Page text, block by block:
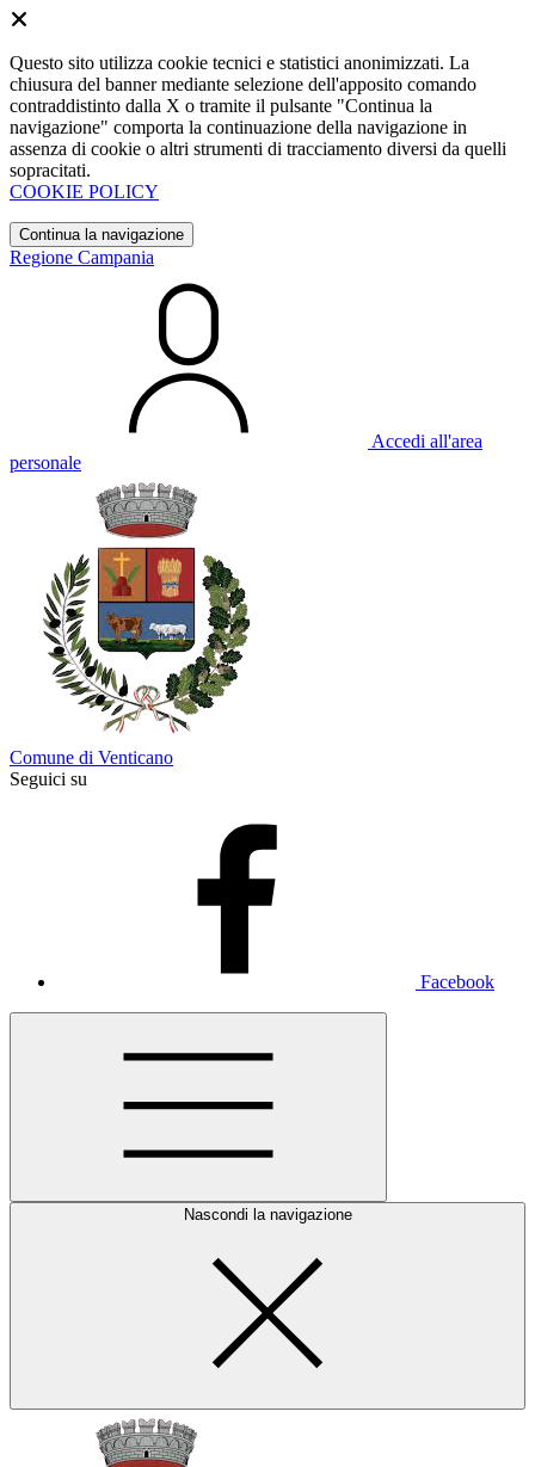
Questo sito utilizza cookie tecnici e statistici anonimizzati. La
chiusura del banner mediante selezione dell'apposito comando
contraddistinto dalla X o tramite il pulsante "Continua la
navigazione" comporta la continuazione della navigazione in
assenza di cookie o altri strumenti di tracciamento diversi da quelli
sopracitati.
COOKIE POLICY
Continua la navigazione
Regione Campania
Accedi all'area
personale
Comune di Venticano
Seguici su
Facebook
Nascondi la navigazione